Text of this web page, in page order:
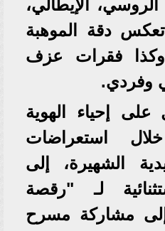
الروسي، الإيطالي،
تعكس دقة الموهبة
وكذا فقرات عزف
وفردي.
إحياء الهوية
استعراضات
الشهيرة، إلى
لـ "رقصة
إلى مشاركة مسرح